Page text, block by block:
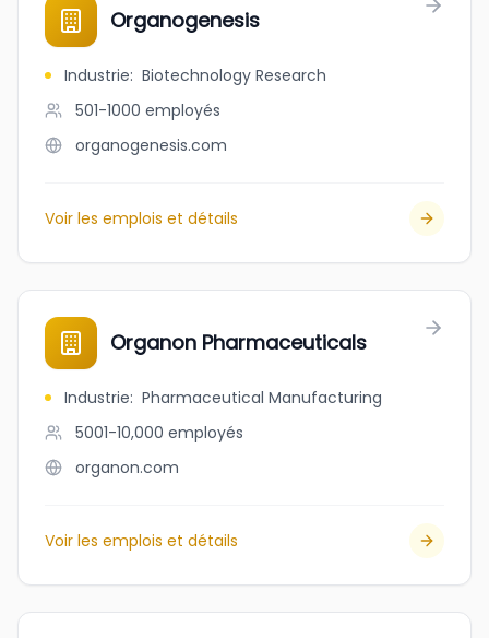
Organogenesis
Industrie: Biotechnology Research
501-1000 employés
organogenesis.com
Voir les emplois et détails
Organon Pharmaceuticals
Industrie: Pharmaceutical Manufacturing
5001-10,000 employés
organon.com
Voir les emplois et détails